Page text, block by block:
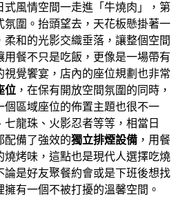
風情空間一走進「牛燒肉」，第
圍。抬頭望去，天花板懸掛著一
和的光影交織垂落，讓整個空間
餐不只是吃飯，更像是一場帶有
覺饗宴，店內的座位規劃也非常
位 ，在保有開放空間氛圍的同時，
區域座位的佈置主題也很不一
龍珠、火影忍者等等，相當日
配備了強效的獨立排煙設備 ，用餐
燒烤味，這點也是現代人選擇吃燒
是好友聚餐約會或是下班後想找
有一個不被打擾的溫馨空間。